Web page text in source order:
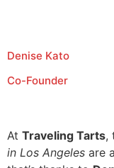
Denise Kato
Co-Founder
At Traveling Tarts,
in Los Angeles are